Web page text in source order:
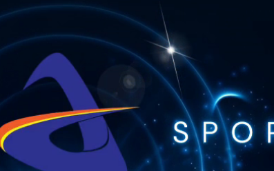
MERCEDES PéREZ CáNEPA
4º, 4ºDAM, 4º DOBLES
26 años
CLUB DE TENIS MUNDIAL LA CALERA
Sin Info
Sin Info
Sin Info